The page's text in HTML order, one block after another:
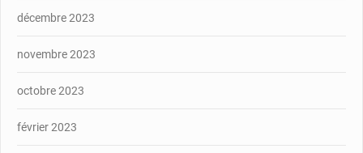
décembre 2023
novembre 2023
octobre 2023
février 2023